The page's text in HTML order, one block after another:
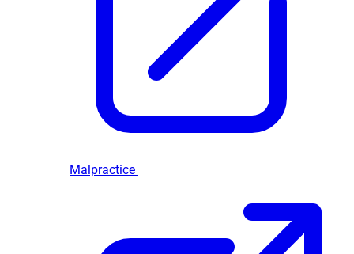
Malpractice